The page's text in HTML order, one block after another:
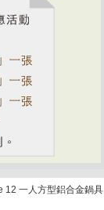
12 一人方型鋁合金鍋具